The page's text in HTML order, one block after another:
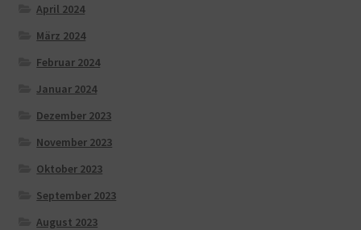
April 2024
März 2024
Februar 2024
Januar 2024
Dezember 2023
November 2023
Oktober 2023
September 2023
August 2023